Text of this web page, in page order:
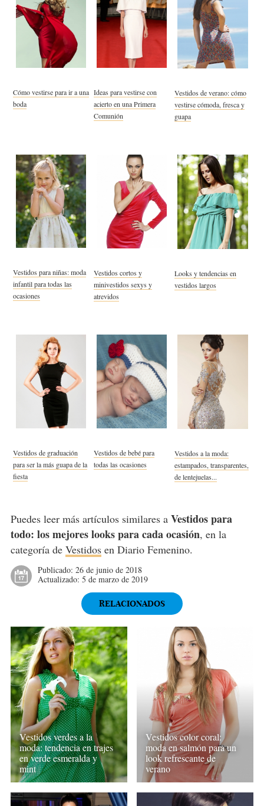
Cómo vestirse para ir a una
boda
Ideas para vestirse con
acierto en una Primera
Comunión
Vestidos de verano: cómo
vestirse cómoda, fresca y
guapa
Vestidos para niñas: moda
infantil para todas las
ocasiones
Vestidos cortos y
minivestidos sexys y
atrevidos
Looks y tendencias en
vestidos largos
Vestidos de graduación
para ser la más guapa de la
fiesta
Vestidos de bebé para
todas las ocasiones
Vestidos a la moda:
estampados, transparentes,
de lentejuelas...
Puedes leer más artículos similares a Vestidos para
todo: los mejores looks para cada ocasión, en la
categoría de Vestidosen Diario Femenino.
Publicado: 26 de junio de 2018
Actualizado: 5 de marzo de 2019
RELACIONADOS
Vestidos verdes a la
moda: tendencia en trajes
en verde esmeralda y
mint
Vestidos color coral:
moda en salmón para un
look refrescante de
verano